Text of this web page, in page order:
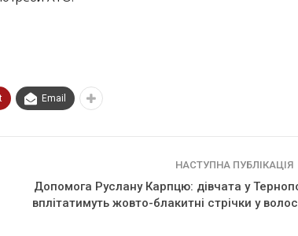
Email
НАСТУПНА ПУБЛІКАЦІЯ
Допомога Руслану Карпцю: дівчата у
вплітатимуть жовто-блакитні стрічки у